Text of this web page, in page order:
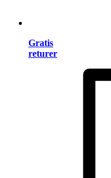
Gratis
returer